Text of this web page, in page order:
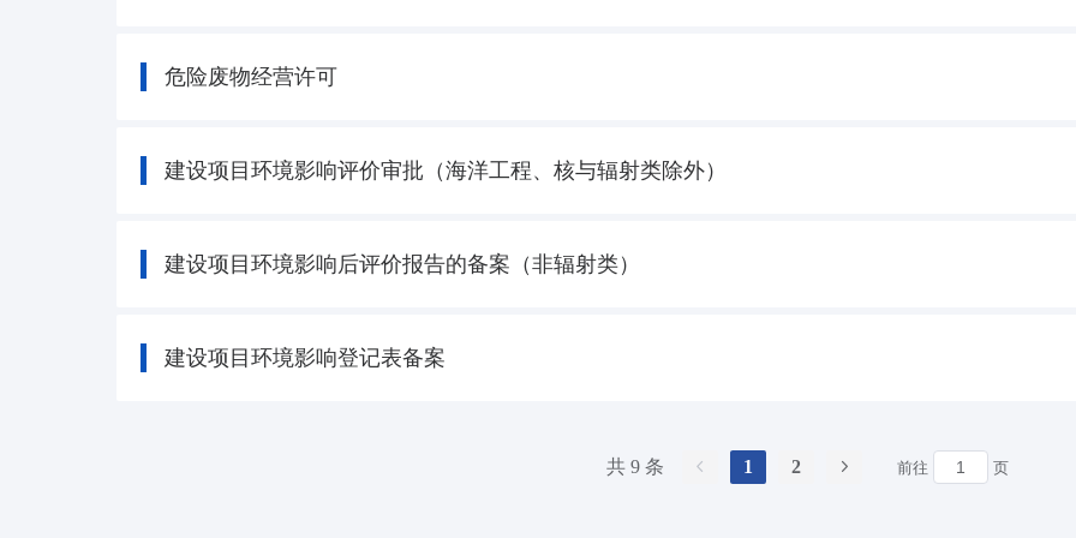
危险废物经营许可
建设项目环境影响评价审批（海洋工程、核与辐射类除外）
建设项目环境影响后评价报告的备案（非辐射类）
建设项目环境影响登记表备案
共 9 条 1 2 前往 页